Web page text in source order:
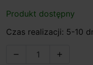
Produkt dostępny
Czas realizacji: 5-10
 